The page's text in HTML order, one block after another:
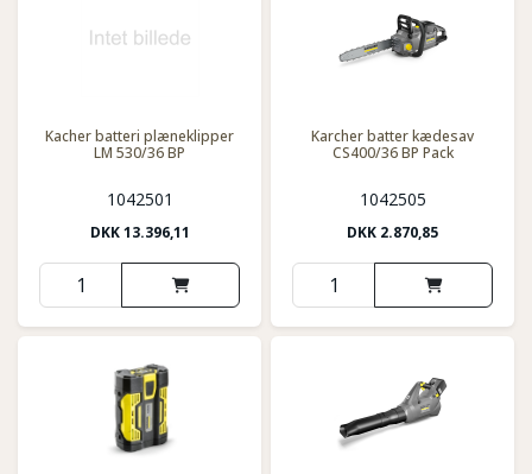
Kacher batteri plæneklipper
LM 530/36 BP
1042501
DKK13.396,11
Karcher batter kædesav
CS400/36 BP Pack
1042505
DKK 2.870,85